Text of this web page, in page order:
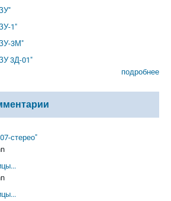
1"
3М"
3Д-01"
подробнее
стерео"